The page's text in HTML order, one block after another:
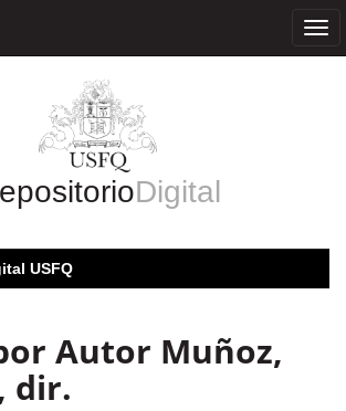
Digital
USFQ
Autor Muñoz,
dir.